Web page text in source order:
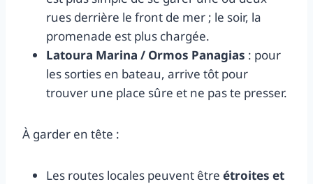
rues derrière le front de mer ; le soir, la
promenade est plus chargée.
Latoura Marina / Ormos Panagias : pour
les sorties en bateau, arrive tôt pour
trouver une place sûre et ne pas te presser.
À garder en tête :
Les routes locales peuvent être étroites et